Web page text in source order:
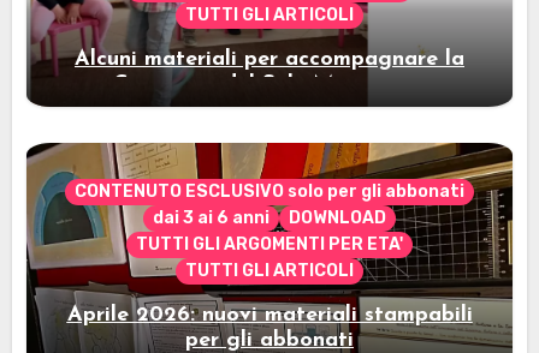
TUTTI GLI ARTICOLI
Alcuni materiali per accompagnare la
Cerimonia del Sole Montessori
CONTENUTO ESCLUSIVO solo per gli abbonati
dai 3 ai 6 anni
DOWNLOAD
TUTTI GLI ARGOMENTI PER ETA'
TUTTI GLI ARTICOLI
Aprile 2026: nuovi materiali stampabili
per gli abbonati